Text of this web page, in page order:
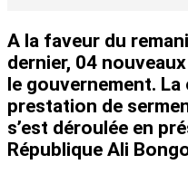
A la faveur du
dernier, 04
le gouvernement.
prestation de
s’est déroulée en
République Ali